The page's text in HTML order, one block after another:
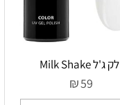
לק ג'ל Milk Shake
₪59